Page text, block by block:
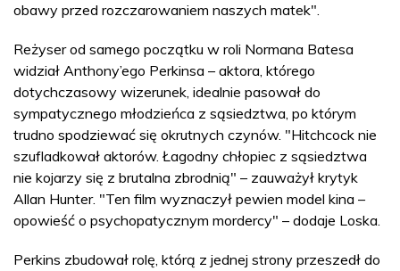
obawy przed rozczarowaniem naszych matek".
Reżyser od samego początku w roli Normana Batesa
widział Anthony’ego Perkinsa – aktora, którego
dotychczasowy wizerunek, idealnie pasował do
sympatycznego młodzieńca z sąsiedztwa, po którym
trudno spodziewać się okrutnych czynów. "Hitchcock nie
szufladkował aktorów. Łagodny chłopiec z sąsiedztwa
nie kojarzy się z brutalna zbrodnią" – zauważył krytyk
Allan Hunter. "Ten film wyznaczył pewien model kina –
opowieść o psychopatycznym mordercy" – dodaje Loska.
Perkins zbudował rolę, którą z jednej strony przeszedł do